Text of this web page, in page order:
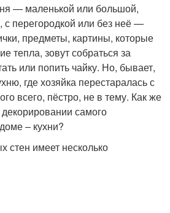
— маленькой или большой,
с перегородкой или без неё —
предметы, картины, которые
тепла, зовут собраться за
или попить чайку. Но, бывает,
где хозяйка перестаралась с
всего, пёстро, не в тему. Как же
самого
– кухни?
имеет несколько